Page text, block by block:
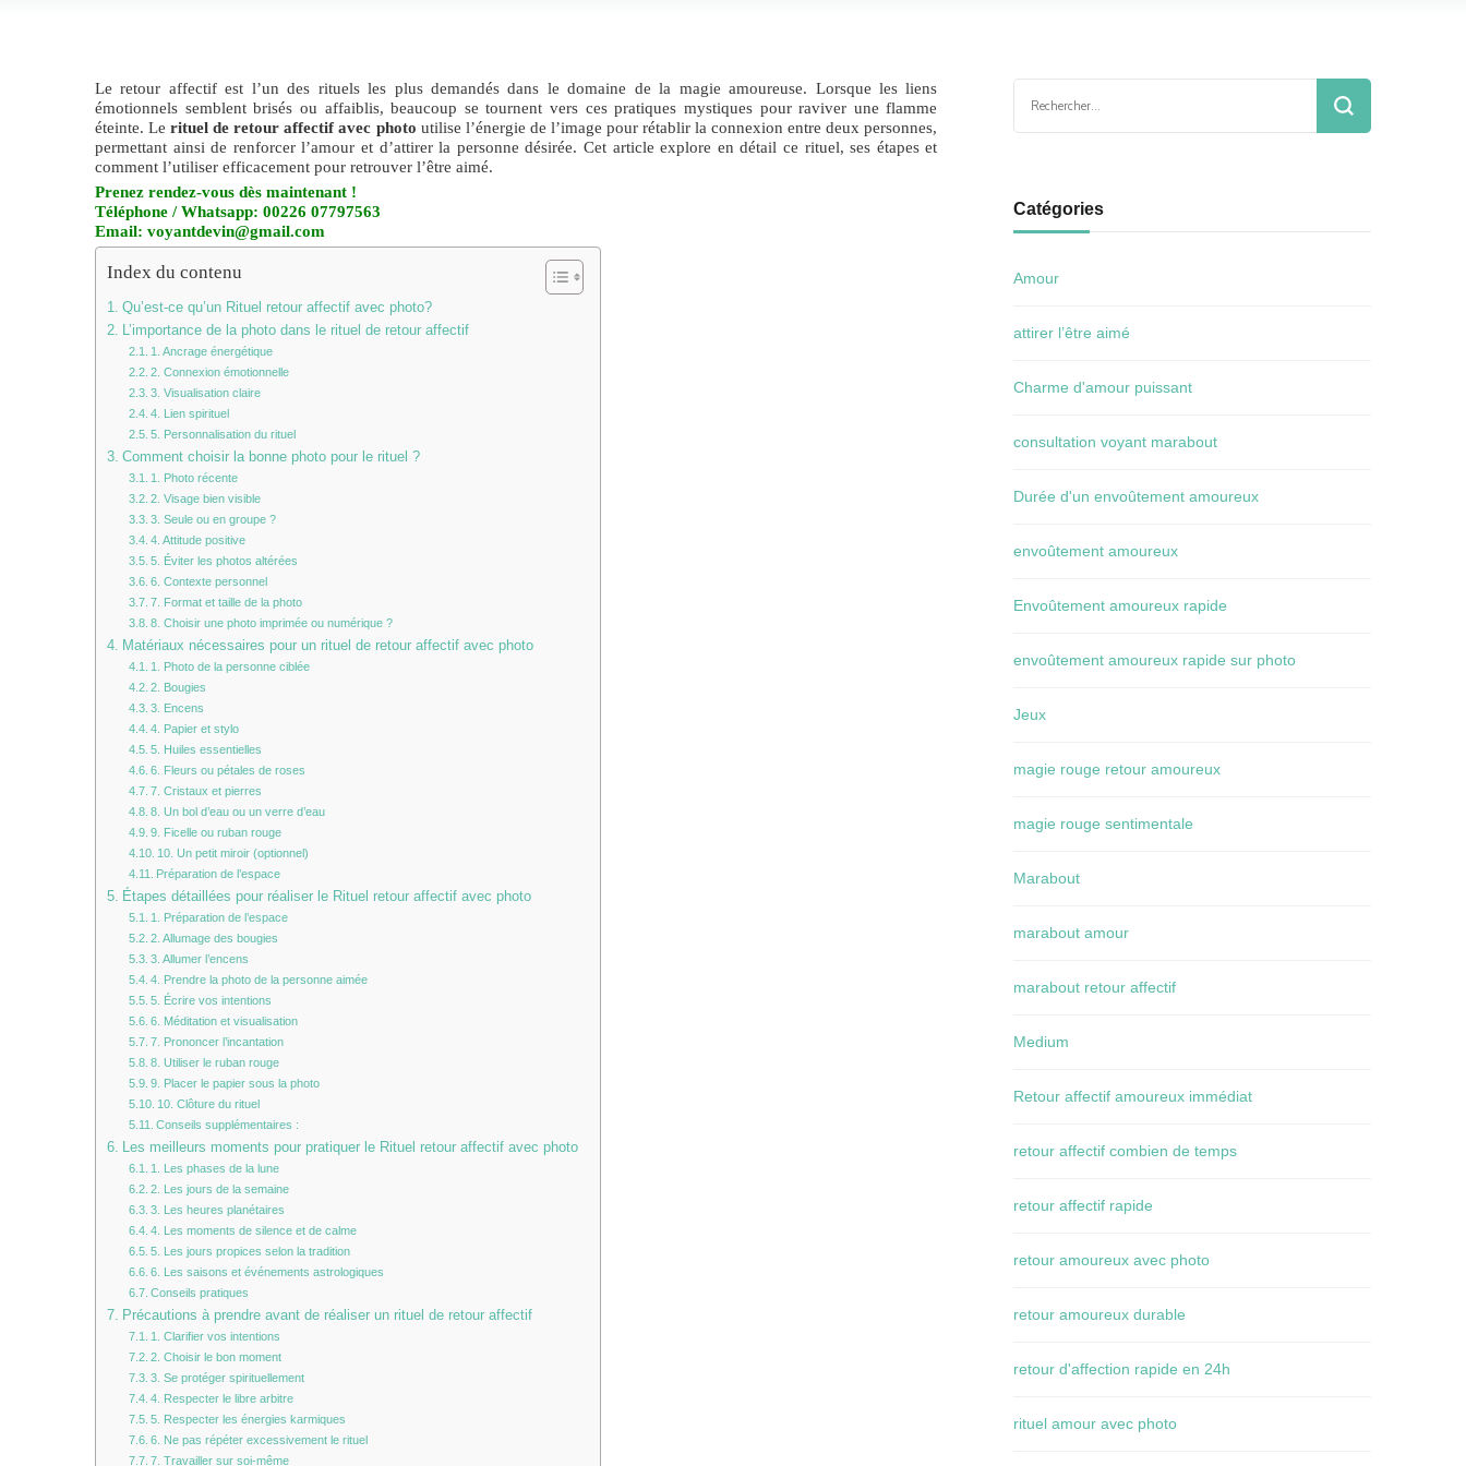
Le retour affectif est l’un des rituels les plus demandés dans le domaine de la magie amoureuse. Lorsque les liens
émotionnels semblent brisés ou affaiblis, beaucoup se tournent vers ces pratiques mystiques pour raviver une flamme
éteinte. Lerituel de retour affectif avec photo utilise l’énergie de l’image pour rétablir la connexion entre deux personnes,
permettant ainsi de renforcer l’amour et d’attirer la personne désirée. Cet article explore en détail ce rituel, ses étapes et
comment l’utiliser efficacement pour retrouver l’être aimé.
Prenez rendez-vous dès maintenant !
Téléphone / Whatsapp: 00226 07797563
Email: voyantdevin@gmail.com
Index du contenu
Qu’est-ce qu’un Rituel retour affectif avec photo?
L’importance de la photo dans le rituel de retour affectif
1. Ancrage énergétique
2. Connexion émotionnelle
3. Visualisation claire
4. Lien spirituel
5. Personnalisation du rituel
Comment choisir la bonne photo pour le rituel ?
1. Photo récente
2. Visage bien visible
3. Seule ou en groupe ?
4. Attitude positive
5. Éviter les photos altérées
6. Contexte personnel
7. Format et taille de la photo
8. Choisir une photo imprimée ou numérique ?
Matériaux nécessaires pour un rituel de retour affectif avec photo
1. Photo de la personne ciblée
2. Bougies
3. Encens
4. Papier et stylo
5. Huiles essentielles
6. Fleurs ou pétales de roses
7. Cristaux et pierres
8. Un bol d’eau ou un verre d’eau
9. Ficelle ou ruban rouge
10. Un petit miroir (optionnel)
Préparation de l’espace
Étapes détaillées pour réaliser le Rituel retour affectif avec photo
1. Préparation de l’espace
2. Allumage des bougies
3. Allumer l’encens
4. Prendre la photo de la personne aimée
5. Écrire vos intentions
6. Méditation et visualisation
7. Prononcer l’incantation
8. Utiliser le ruban rouge
9. Placer le papier sous la photo
10. Clôture du rituel
Conseils supplémentaires :
Les meilleurs moments pour pratiquer le Rituel retour affectif avec photo
1. Les phases de la lune
2. Les jours de la semaine
3. Les heures planétaires
4. Les moments de silence et de calme
5. Les jours propices selon la tradition
6. Les saisons et événements astrologiques
Conseils pratiques
Précautions à prendre avant de réaliser un rituel de retour affectif
1. Clarifier vos intentions
2. Choisir le bon moment
3. Se protéger spirituellement
4. Respecter le libre arbitre
5. Respecter les énergies karmiques
6. Ne pas répéter excessivement le rituel
7. Travailler sur soi-même
Catégories
Amour
attirer l’être aimé
Charme d'amour puissant
consultation voyant marabout
Durée d'un envoûtement amoureux
envoûtement amoureux
Envoûtement amoureux rapide
envoûtement amoureux rapide sur photo
Jeux
magie rouge retour amoureux
magie rouge sentimentale
Marabout
marabout amour
marabout retour affectif
Medium
Retour affectif amoureux immédiat
retour affectif combien de temps
retour affectif rapide
retour amoureux avec photo
retour amoureux durable
retour d'affection rapide en 24h
rituel amour avec photo